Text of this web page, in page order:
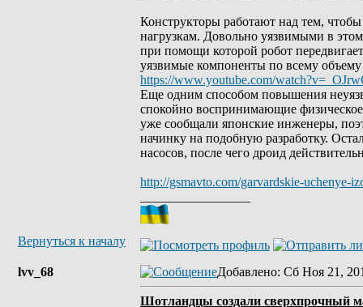
Конструкторы работают над тем,
нагрузкам. Довольно уязвимыми в
при помощи которой робот
уязвимые компоненты по всему
https://www.youtube.com/
Еще одним способом повышения
спокойно воспринимающие
уже сообщали японские инженеры,
начинку на подобную разработку.
насосов, после чего дроид
http://gsmavto.com/garvardskie-uchenye-
Вернуться к началу
lvv_68 Добавлено: Сб Ноя 21,
Шотландцы создали сверхпрочный